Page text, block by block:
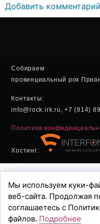
Добавить комментарий
Собираем
провинциальный рок
Контакты:
info@rock.irk.ru, +7 (914)
Политика
Хостинг:
Мы используем куки-
веб-сайта. Продолжая
соглашаетесь с
файлов. Подробнее